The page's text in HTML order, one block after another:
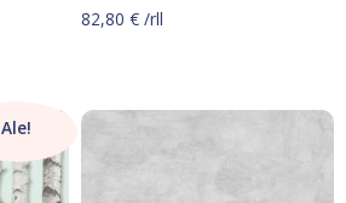
82,80 € /rll
Ale!